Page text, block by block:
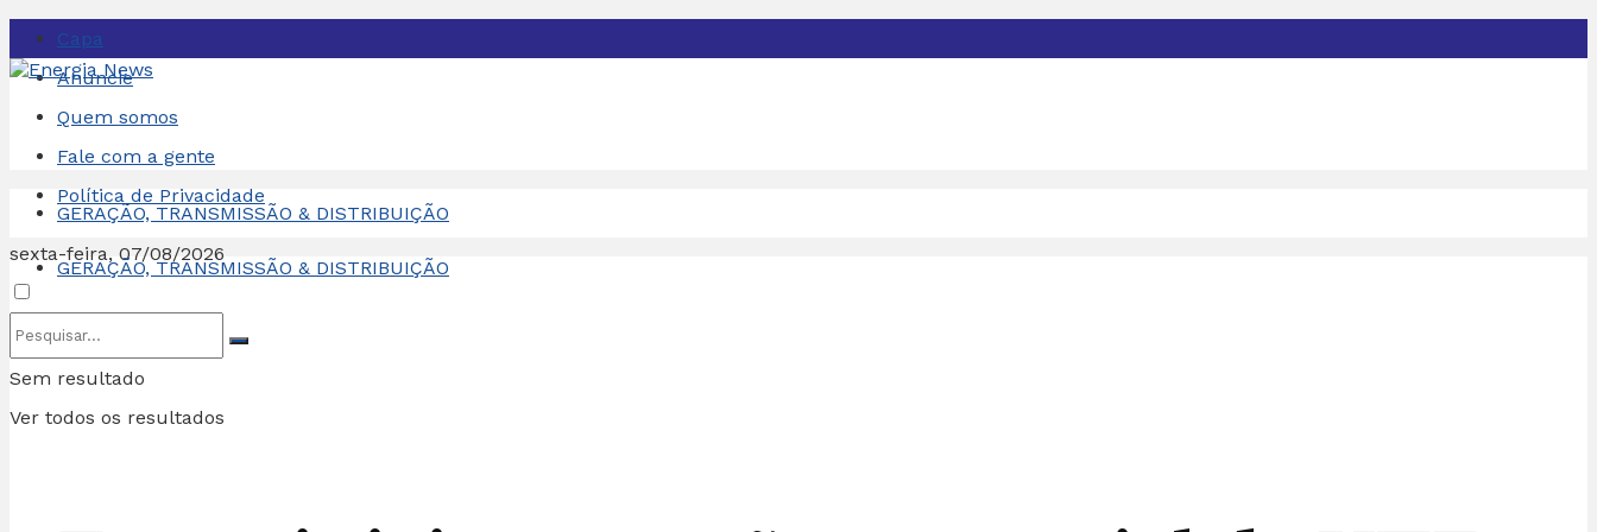
Capa
Anuncie
Quem somos
Fale com a gente
Política de Privacidade
sexta-feira, 07/08/2026
Sem resultado
Ver todos os resultados
GERAÇÃO, TRANSMISSÃO & DISTRIBUIÇÃO
GERAÇÃO, TRANSMISSÃO & DISTRIBUIÇÃO